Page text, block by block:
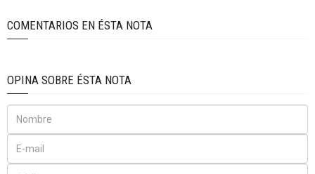
COMENTARIOS EN ÉSTA NOTA
OPINA SOBRE ÉSTA NOTA